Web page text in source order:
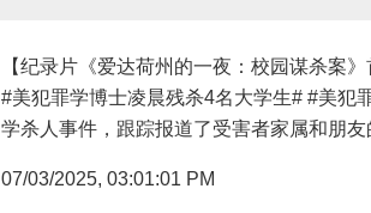
【纪录片《爱达荷州的一夜：校园谋杀案
#美犯罪学博士凌晨残杀4名大学生# #美犯
学杀人事件，跟踪报道了受害者家属和朋
07/03/2025, 03:01:01 PM